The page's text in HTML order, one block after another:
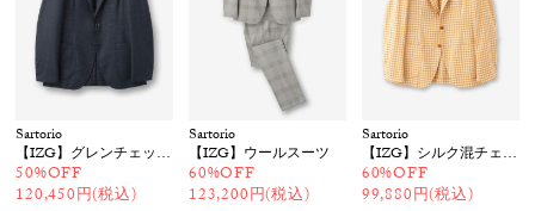
Sartorio
【IZG】グレンチェックジャケット
50%OFF
120,450円(税込)
Sartorio
【IZG】ウールスーツ
60%OFF
123,200円(税込)
Sartorio
【IZG】シルク混チェックジャケット
60%OFF
99,880円(税込)